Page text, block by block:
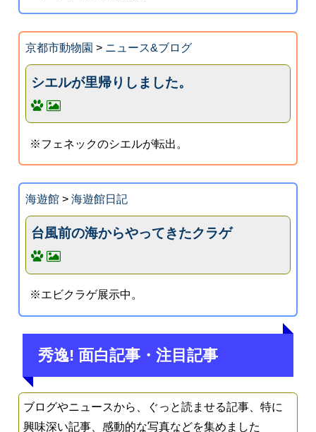
京都市動物園 > ニュース&ブログ
シエルが里帰りしました。
※フェネックのシエルが転出。
海遊館> 海遊館日記
台風前の海からやってきたクラゲ
※エビクラゲ展示中。
秀逸! 面白記事・注目記事
ブログやニュースから、ぐっと読ませる記事、特に
興味深い記事、感動的な写真などを集めました